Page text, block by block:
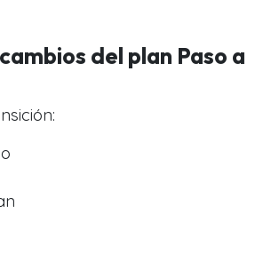
del plan Paso a